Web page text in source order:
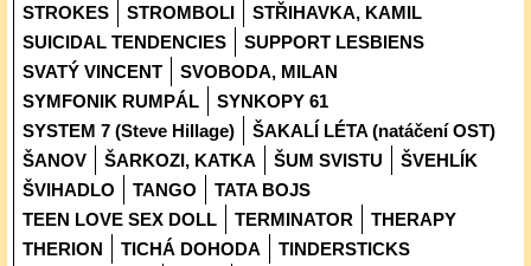
STROKES
STROMBOLI
STŘIHAVKA, KAMIL
SUICIDAL TENDENCIES
SUPPORT LESBIENS
SVATÝ VINCENT
SVOBODA, MILAN
SYMFONIK RUMPÁL
SYNKOPY 61
SYSTEM 7 (Steve Hillage)
ŠAKALÍ LÉTA (natáčení OST)
ŠANOV
ŠARKOZI, KATKA ŠUM SVISTU
ŠVEHLÍK
ŠVIHADLO
TANGO
TATA BOJS
TEEN LOVE SEX DOLL
TERMINATOR
THERAPY
THERION
TICHÁ DOHODA
TINDERSTICKS